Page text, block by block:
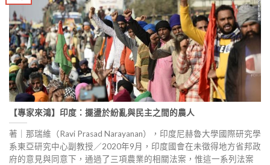
【專家來鴻】印度：擺盪於紛亂與民主之間的農人
著｜那瑞維（Ravi Prasad Narayanan），印度尼赫魯⼤學國際研究學
系東亞研究中⼼副教授／2020年9⽉，印度國會在未徵得地⽅省邦政
府的意⾒與同意下，通過了三項農業的相關法案，惟這⼀系列法案